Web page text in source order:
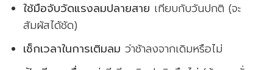
ใช้มือจับวัดแรงลมปลายสาย เทียบกับวันปกติ (จะ
สัมผัสได้ชัด)
เช็กเวลาในการเติมลม ว่าช้าลงจากเดิมหรือไม่